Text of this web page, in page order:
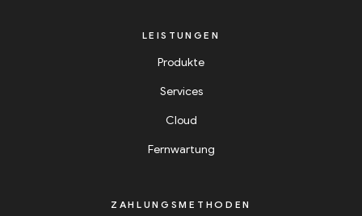
LEISTUNGEN
Produkte
Services
Cloud
Fernwartung
ZAHLUNGSMETHODEN